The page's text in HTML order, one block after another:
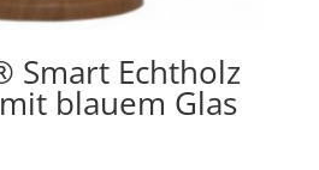
Smart Echtholz
blauem Glas